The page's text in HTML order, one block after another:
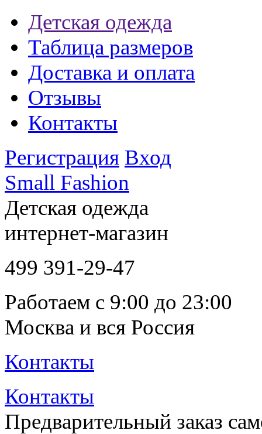
Детская одежда
Таблица размеров
Доставка и оплата
Отзывы
Контакты
Регистрация Вход
Small Fashion
Детская одежда
интернет-магазин
499 391-29-47
Работаем с 9:00 до 23:00
Москва и вся Россия
Контакты
Контакты
Предварительный заказ